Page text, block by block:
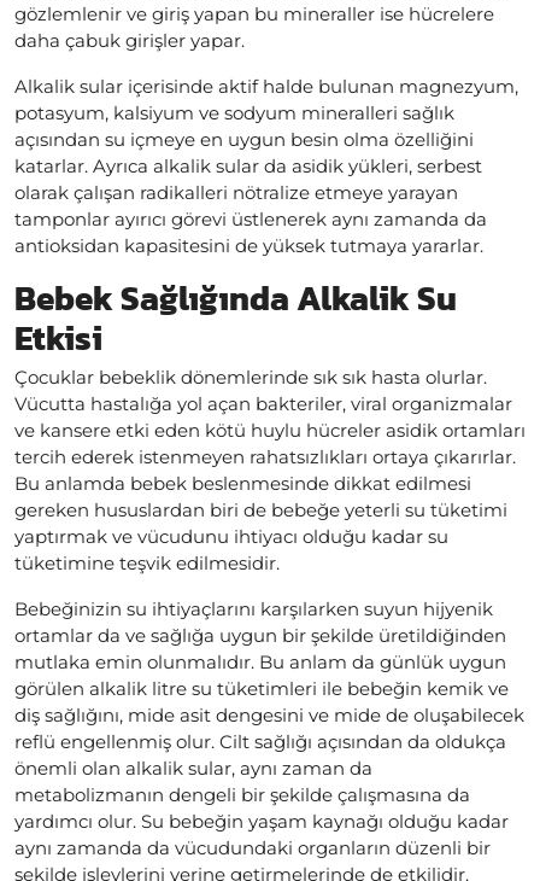
gözlemlenir ve giriş yapan bu mineraller ise hücrelere
daha çabuk girişler yapar.
Alkalik sular içerisinde aktif halde bulunan magnezyum,
potasyum, kalsiyum ve sodyum mineralleri sağlık
açısından su içmeye en uygun besin olma özelliğini
katarlar. Ayrıca alkalik sular da asidik yükleri, serbest
olarak çalışan radikalleri nötralize etmeye yarayan
tamponlar ayırıcı görevi üstlenerek aynı zamanda da
antioksidan kapasitesini de yüksek tutmaya yararlar.
Bebek Sağlığında Alkalik Su
Etkisi
Çocuklar bebeklik dönemlerinde sık sık hasta olurlar.
Vücutta hastalığa yol açan bakteriler, viral organizmalar
ve kansere etki eden kötü huylu hücreler asidik ortamları
tercih ederek istenmeyen rahatsızlıkları ortaya çıkarırlar.
Bu anlamda bebek beslenmesinde dikkat edilmesi
gereken hususlardan biri de bebeğe yeterli su tüketimi
yaptırmak ve vücudunu ihtiyacı olduğu kadar su
tüketimine teşvik edilmesidir.
Bebeğinizin su ihtiyaçlarını karşılarken suyun hijyenik
ortamlar da ve sağlığa uygun bir şekilde üretildiğinden
mutlaka emin olunmalıdır. Bu anlam da günlük uygun
görülen alkalik litre su tüketimleri ile bebeğin kemik ve
diş sağlığını, mide asit dengesini ve mide de oluşabilecek
reflü engellenmiş olur. Cilt sağlığı açısından da oldukça
önemli olan alkalik sular, aynı zaman da
metabolizmanın dengeli bir şekilde çalışmasına da
yardımcı olur. Su bebeğin yaşam kaynağı olduğu kadar
aynı zamanda da vücudundaki organların düzenli bir
şekilde işlevlerini yerine getirmelerinde de etkilidir.